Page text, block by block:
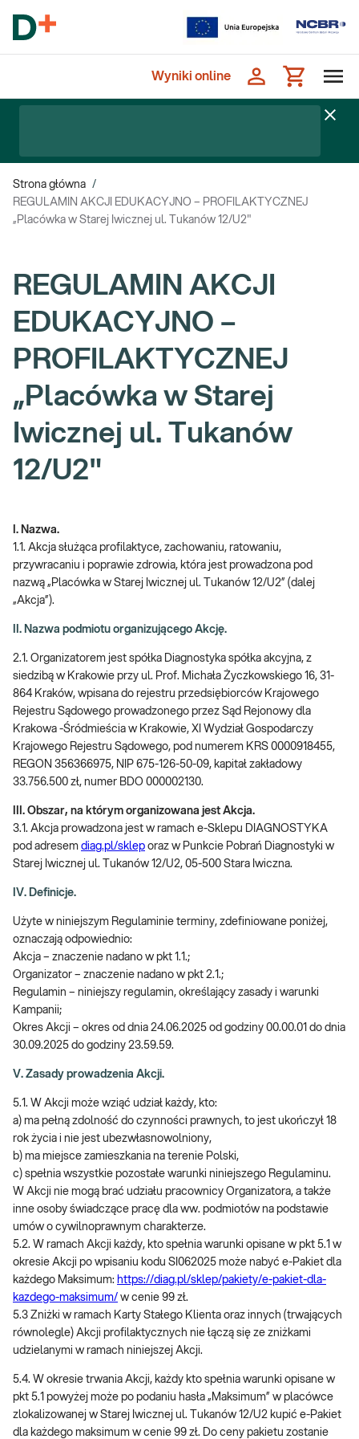
Wyniki online
Strona główna /
REGULAMIN AKCJI EDUKACYJNO – PROFILAKTYCZNEJ
„Placówka w Starej Iwicznej ul. Tukanów 12/U2"
REGULAMIN AKCJI
EDUKACYJNO –
PROFILAKTYCZNEJ
„Placówka w Starej
Iwicznej ul. Tukanów
12/U2"
I. Nazwa.
1.1. Akcja służąca profilaktyce, zachowaniu, ratowaniu,
przywracaniu i poprawie zdrowia, która jest prowadzona pod
nazwą „Placówka w Starej Iwicznej ul. Tukanów 12/U2” (dalej
„Akcja”).
II. Nazwa podmiotu organizującego Akcję.
2.1. Organizatorem jest spółka Diagnostyka spółka akcyjna, z
siedzibą w Krakowie przy ul. Prof. Michała Życzkowskiego 16, 31-
864 Kraków, wpisana do rejestru przedsiębiorców Krajowego
Rejestru Sądowego prowadzonego przez Sąd Rejonowy dla
Krakowa -Śródmieścia w Krakowie, XI Wydział Gospodarczy
Krajowego Rejestru Sądowego, pod numerem KRS 0000918455,
REGON 356366975, NIP 675-126-50-09, kapitał zakładowy
33.756.500 zł, numer BDO 000002130.
III. Obszar, na którym organizowana jest Akcja.
3.1. Akcja prowadzona jest w ramach e-Sklepu DIAGNOSTYKA
pod adresem diag.pl/sklep oraz w Punkcie Pobrań Diagnostyki w
Starej Iwicznej ul. Tukanów 12/U2, 05-500 Stara Iwiczna.
IV. Definicje.
Użyte w niniejszym Regulaminie terminy, zdefiniowane poniżej,
oznaczają odpowiednio:
Akcja – znaczenie nadano w pkt 1.1.;
Organizator – znaczenie nadano w pkt 2.1.;
Regulamin – niniejszy regulamin, określający zasady i warunki
Kampanii;
Okres Akcji – okres od dnia 24.06.2025 od godziny 00.00.01 do dnia
30.09.2025 do godziny 23.59.59.
V. Zasady prowadzenia Akcji.
5.1. W Akcji może wziąć udział każdy, kto:
a) ma pełną zdolność do czynności prawnych, to jest ukończył 18
rok życia i nie jest ubezwłasnowolniony,
b) ma miejsce zamieszkania na terenie Polski,
c) spełnia wszystkie pozostałe warunki niniejszego Regulaminu.
W Akcji nie mogą brać udziału pracownicy Organizatora, a także
inne osoby świadczące pracę dla ww. podmiotów na podstawie
umów o cywilnoprawnym charakterze.
5.2. W ramach Akcji każdy, kto spełnia warunki opisane w pkt 5.1 w
okresie Akcji po wpisaniu kodu SI062025 może nabyć e-Pakiet dla
każdego Maksimum: https://diag.pl/sklep/pakiety/e-pakiet-dla-
kazdego-maksimum/ w cenie 99 zł.
5.3 Zniżki w ramach Karty Stałego Klienta oraz innych (trwających
równolegle) Akcji profilaktycznych nie łączą się ze zniżkami
udzielanymi w ramach niniejszej Akcji.
5.4. W okresie trwania Akcji, każdy kto spełnia warunki opisane w
pkt 5.1 powyżej może po podaniu hasła „Maksimum” w placówce
zlokalizowanej w Starej Iwicznej ul. Tukanów 12/U2 kupić e-Pakiet
dla każdego maksimum w cenie 99 zł. Do ceny pakietu zostanie